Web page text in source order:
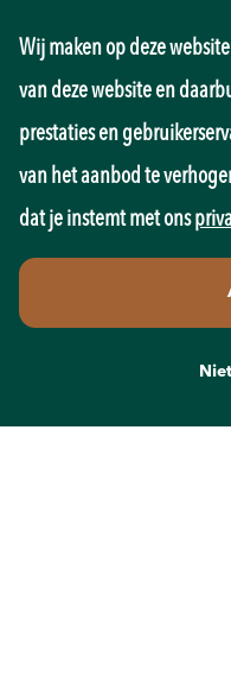
Management
Marketing
Overheid
Pedagogiek
Productie
Retail
Sales
Transport
Contact
Wij maken op deze
van deze website en
prestaties en
van het aanbod te
dat je instemt met ons